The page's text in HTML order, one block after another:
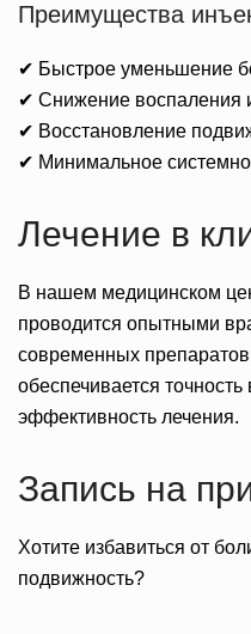
Преимущества
✔ Быстрое уменьшение
✔ Снижение воспаления
✔ Восстановление
✔ Минимальное
Лечение в
В нашем медицинском
проводится опытными
современных
обеспечивается
эффективность лечения.
Запись на
Хотите избавиться от
подвижность?